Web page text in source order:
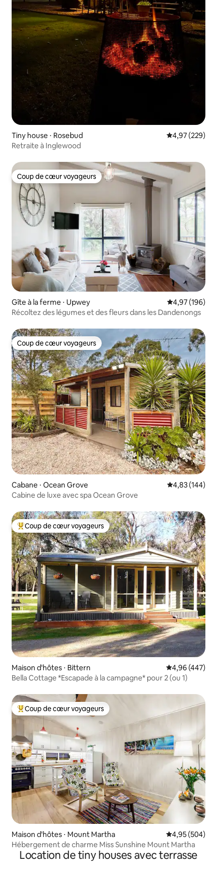
Tiny house ⋅ Rosebud Évaluation
4,97 (229)
Retraite à Inglewood
Coup de cœur voyageurs
Coup de cœur voyageurs
Gîte à la ferme ⋅ Upwey Évaluation
4,97 (196)
Récoltez des légumes et des fleurs dans les Dandenongs
Coup de cœur voyageurs
Coup de cœur voyageurs
Cabane ⋅ Ocean Grove Évaluation
4,83 (144)
Cabine de luxe avec spa Ocean Grove
Coups de cœur voyageurs les plus appréciés
Coup de cœur voyageurs
Maison d'hôtes ⋅ Bittern Évaluation
4,96 (447)
Bella Cottage *Escapade à la campagne* pour 2 (ou 1)
Coups de cœur voyageurs les plus appréciés
Coup de cœur voyageurs
Maison d'hôtes ⋅ Mount Martha Évaluation
4,95 (504)
Hébergement de charme Miss Sunshine Mount Martha
Location de tiny houses avec terrasse